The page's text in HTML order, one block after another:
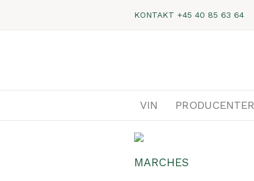
KONTAKT +45 40 85 63 64
VIN PRODUCENTER
MARCHES